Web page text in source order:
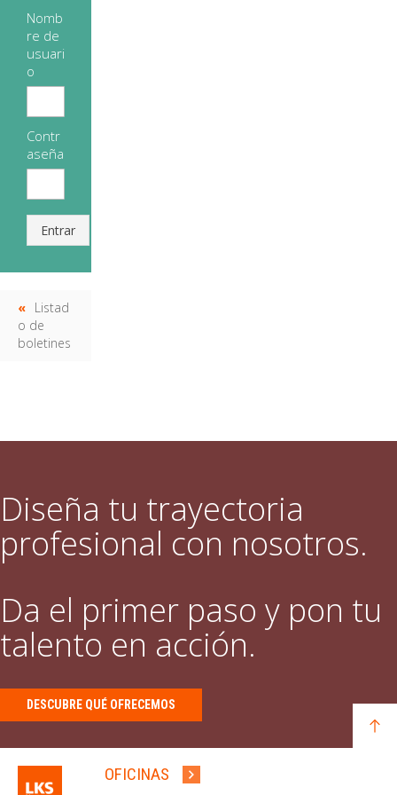
Nomb
re de
usuari
o
Contr
aseña
Entrar
Listad
o de
boletines
Diseña tu trayectoria
profesional con nosotros.
Da el primer paso y pon tu
talento en acción.
DESCUBRE QUÉ OFRECEMOS
OFICINAS